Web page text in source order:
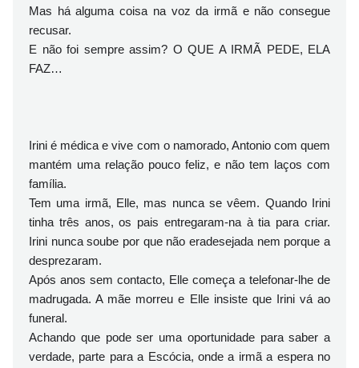
Mas há alguma coisa na voz da irmã e não consegue
recusar.
E não foi sempre assim? O QUE A IRMÃ PEDE, ELA
FAZ…
Irini é médica e vive com o namorado, Antonio com quem
mantém uma relação pouco feliz, e não tem laços com
família.
Tem uma irmã, Elle, mas nunca se vêem. Quando Irini
tinha três anos, os pais entregaram-na à tia para criar.
Irini nunca soube por que não eradesejada nem porque a
desprezaram.
Após anos sem contacto, Elle começa a telefonar-lhe de
madrugada. A mãe morreu e Elle insiste que Irini vá ao
funeral.
Achando que pode ser uma oportunidade para saber a
verdade, parte para a Escócia, onde a irmã a espera no